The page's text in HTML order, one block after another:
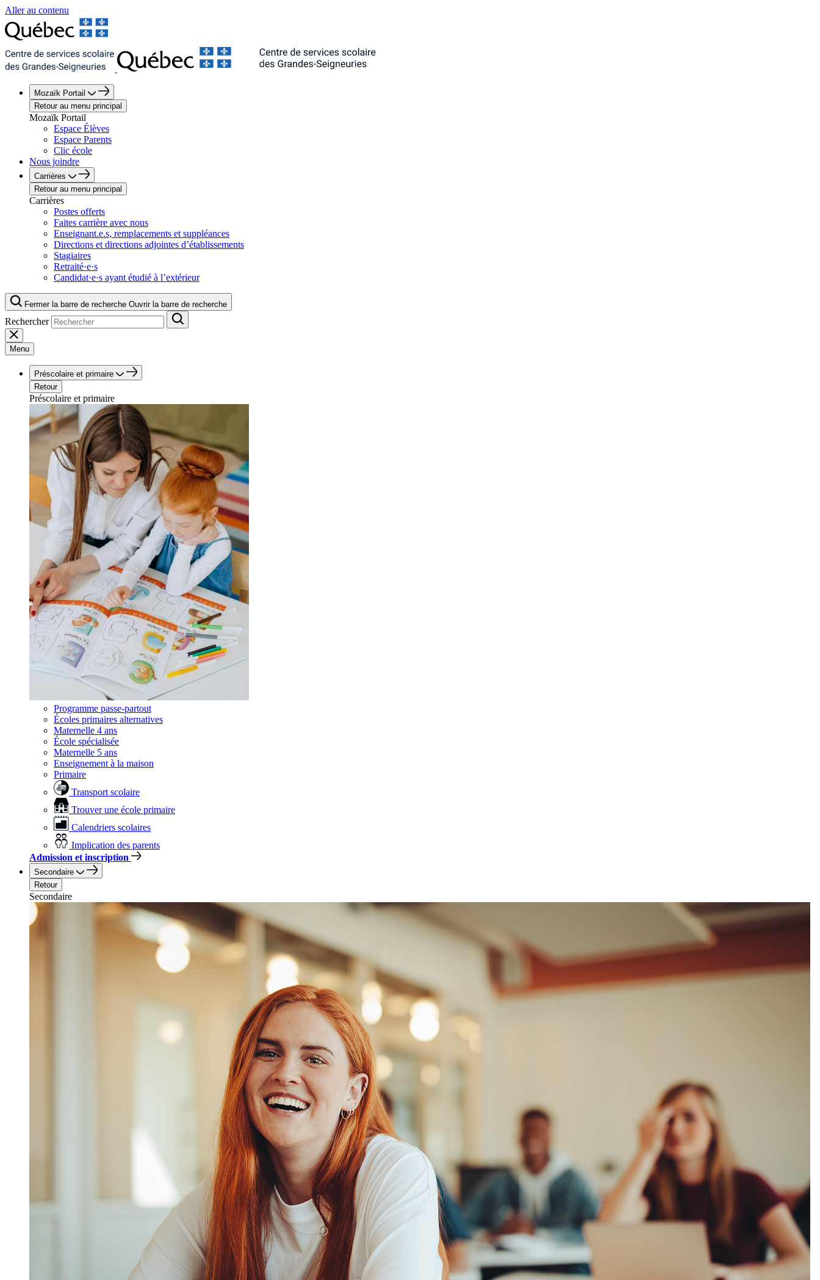
Aller au contenu
Mozaïk Portail
Retour au menu principal
Mozaïk Portail
Espace Élèves
Espace Parents
Clic école
Nous joindre
Carrières
Retour au menu principal
Carrières
Postes offerts
Faites carrière avec nous
Enseignant.e.s, remplacements et suppléances
Directions et directions adjointes d’établissements
Stagiaires
Retraité·e·s
Candidat·e·s ayant étudié à l’extérieur
Fermer la barre de recherche Ouvrir la barre de recherche
Rechercher
Menu
Préscolaire et primaire
Retour
Préscolaire et primaire
Programme passe-partout
Écoles primaires alternatives
Maternelle 4 ans
École spécialisée
Maternelle 5 ans
Enseignement à la maison
Primaire
Transport scolaire
Trouver une école primaire
Calendriers scolaires
Implication des parents
Admission et inscription
Secondaire
Retour
Secondaire